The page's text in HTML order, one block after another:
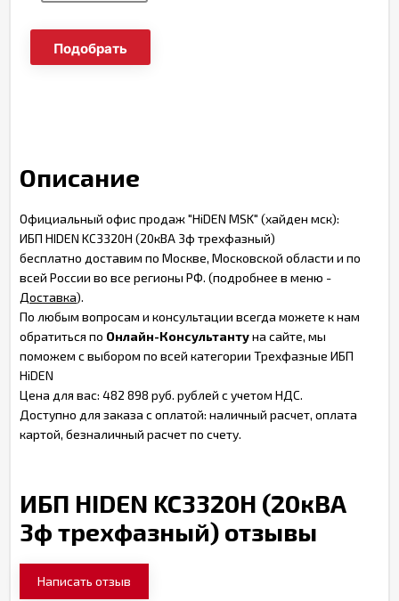
Подобрать
Описание
Официальный офис продаж "HiDEN MSK" (хайден мск):
ИБП HIDEN KC3320H (20кВА 3ф трехфазный)
бесплатно доставим по Москве, Московской области и по
всей России во все регионы РФ. (подробнее в меню -
Доставка).
По любым вопросам и консультации всегда можете к нам
обратиться по Онлайн-Консультантуна сайте, мы
поможем с выбором по всей категории Трехфазные ИБП
HiDEN
Цена для вас: 482 898 руб. рублей с учетом НДС.
Доступно для заказа с оплатой: наличный расчет, оплата
картой, безналичный расчет по счету.
ИБП HIDEN KC3320H (20кВА
3ф трехфазный) отзывы
Написать отзыв